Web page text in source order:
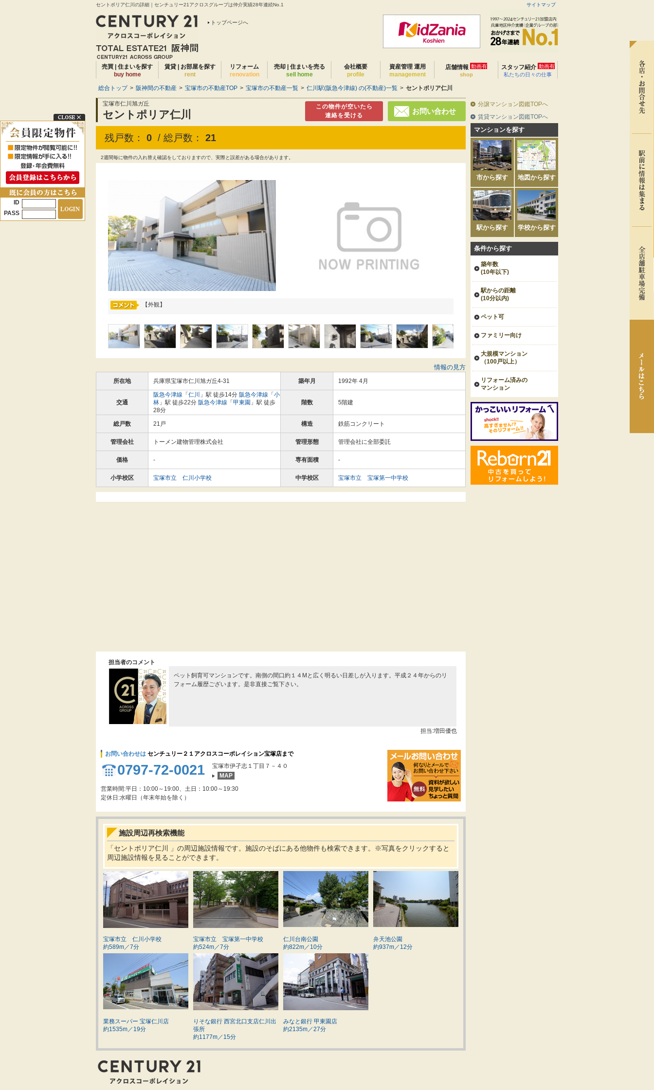
セントポリア仁川の詳細｜センチュリー21アクロスグループは仲介実績28年連続No.1 サイトマップ
トップページへ
売買 | 住まいを探す
buy home
賃貸 | お部屋を探す
rent
リフォーム
renovation
売却 | 住まいを売る
sell home
会社概要
profile
資産管理 運用
management
店舗情報 動画有
shop
スタッフ紹介 動画有
私たちの日々の仕事
総合トップ > 阪神間の不動産 > 宝塚市の不動産TOP > 宝塚市の不動産一覧 > 仁川駅(阪急今津線) の(不動産)一覧 > セントポリア仁川
宝塚市仁川旭ガ丘
セントポリア仁川
この物件が空いたら
連絡を受ける
お問い合わせ
残戸数： 0 / 総戸数： 21
2週間毎に物件の入れ替え確認をしておりますので、実際と誤差がある場合があります。
【外観】
情報の見方
所在地 兵庫県宝塚市仁川旭ガ丘4-31 築年月 1992年 4月
交通
阪急今津線 「 仁川 」駅 徒歩14分 阪急今津線 「 小
林 」駅 徒歩22分 阪急今津線 「 甲東園 」駅 徒歩
28分
階数 5階建
総戸数 21戸 構造 鉄筋コンクリート
管理会社 トーメン建物管理株式会社 管理形態 管理会社に全部委託
価格 - 専有面積 -
小学校区 宝塚市立 仁川小学校 中学校区 宝塚市立 宝塚第一中学校
担当者のコメント
ペット飼育可マンションです。南側の間口約１４Mと広く明るい日差しが入ります。平成２４年からのリ
フォーム履歴ございます。是非直接ご覧下さい。
担当:増田優也
お問い合わせは センチュリー２１アクロスコーポレイション宝塚店まで
0797-72-0021
宝塚市伊孑志１丁目７－４０
MAP
営業時間:平日：10:00～19:00、土日：10:00～19:30
定休日:水曜日（年末年始を除く）
施設周辺再検索機能
「セントポリア仁川 」の周辺施設情報です。施設のそばにある他物件も検索できます。※写真をクリックすると
周辺施設情報を見ることができます。
宝塚市立 仁川小学校
約589m／7分
宝塚市立 宝塚第一中学校
約524m／7分
仁川台南公園
約822m／10分
弁天池公園
約937m／12分
業務スーパー 宝塚仁川店
約1535m／19分
りそな銀行 西宮北口支店仁川出
張所
約1177m／15分
みなと銀行 甲東園店
約2135m／27分
分譲マンション図鑑TOPへ
賃貸マンション図鑑TOPへ
マンションを探す
市から探す 地図から探す
駅から探す 学校から探す
条件から探す
築年数
(10年以下)
駅からの距離
(10分以内)
ペット可
ファミリー向け
大規模マンション
（100戸以上）
リフォーム済みの
マンション
ID
PASS